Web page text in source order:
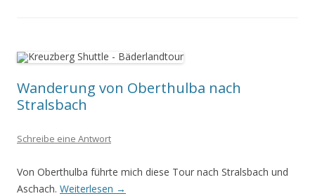
Wanderung von Oberthulba nach
Stralsbach
Schreibe eine Antwort
Von Oberthulba führte mich diese Tour nach Stralsbach und
Aschach. Weiterlesen →